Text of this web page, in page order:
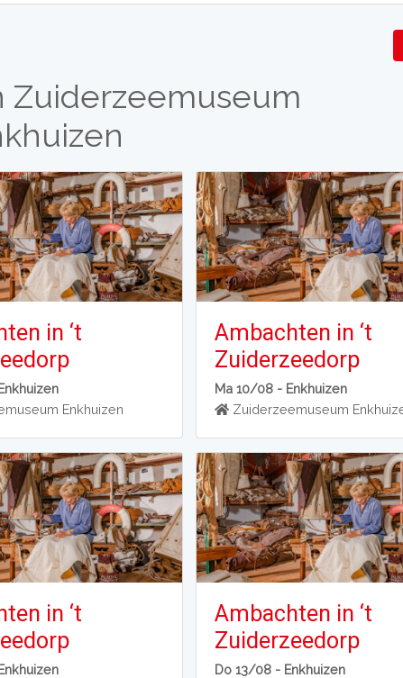
Zuiderzeemuseum
in ‘t
Enkhuizen
Ambachten in ‘t
Zuiderzeedorp
Ma 10/08 - Enkhuizen
Zuiderzeemuseum
in ‘t
Ambachten in ‘t
Zuiderzeedorp
Do 13/08 - Enkhuizen